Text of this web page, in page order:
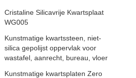
Cristaline Silicavrije Kwartsplaat
WG005
Kunstmatige kwartssteen, niet-
silica gepolijst oppervlak voor
wastafel, aanrecht, bureau, vloer
Kunstmatige kwartsplaten Zero